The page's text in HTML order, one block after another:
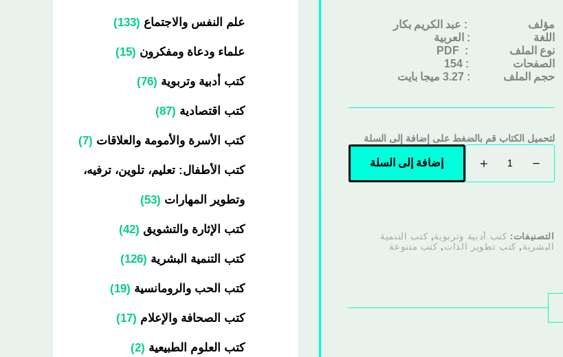
مؤلف : عبد الكريم بكار
اللغة : العربية
نوع الملف : PDF
الصفحات : 154
حجم الملف : 3.27 ميجا بايت
لتحميل الكتاب قم بالضغط على إضافة إلى السلة
إضافة إلى السلة
التصنيفات: كتب أدبية وتربوية, كتب التنمية
البشرية , كتب تطوير الذات , كتب متنوعة
علم النفس والاجتماع 133
علماء ودعاة ومفكرون 15
كتب أدبية وتربوية 76
كتب اقتصادية 87
كتب الأسرة والأمومة والعلاقات 7
كتب الأطفال: تعليم، تلوين، ترفيه،
وتطوير المهارات 53
كتب الإثارة والتشويق 42
كتب التنمية البشرية 126
كتب الحب والرومانسية 19
كتب الصحافة والإعلام 17
كتب العلوم الطبيعية 2